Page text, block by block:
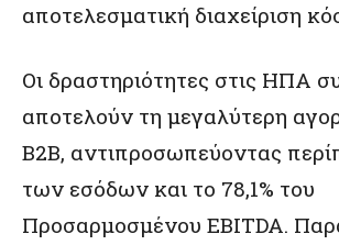
αποτελεσματική διαχείριση
Οι δραστηριότητες στις ΗΠΑ
αποτελούν τη μεγαλύτερη
Β2Β, αντιπροσωπεύοντας
των εσόδων και το 78,1% του
Προσαρμοσμένου EBITDA.